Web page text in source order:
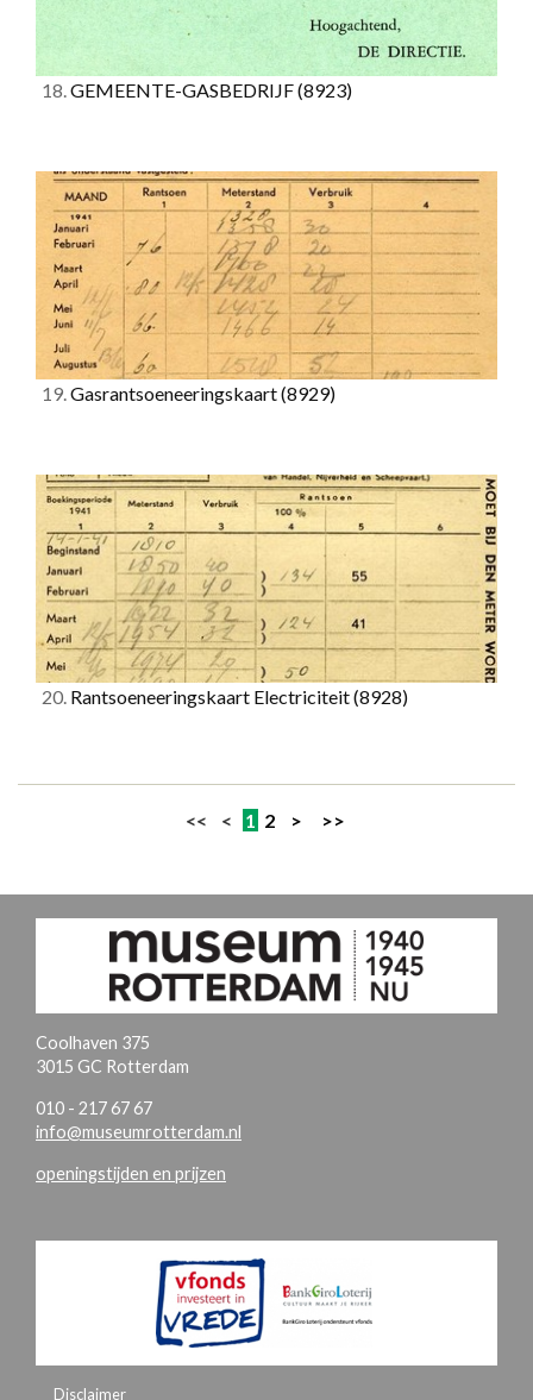
18.GEMEENTE-GASBEDRIJF(8923)
19.Gasrantsoeneeringskaart(8929)
20. Rantsoeneeringskaart Electriciteit(8928)
<< < 1 2 > >>
Coolhaven 375
3015 GC Rotterdam
010 - 217 67 67
info@museumrotterdam.nl
openingstijden en prijzen
Disclaimer